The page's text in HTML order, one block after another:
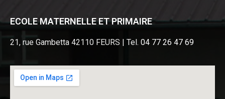
ECOLE MATERNELLE ET PRIMAIRE
21, rue Gambetta 42110 FEURS | Tel. 04 77 26 47 69